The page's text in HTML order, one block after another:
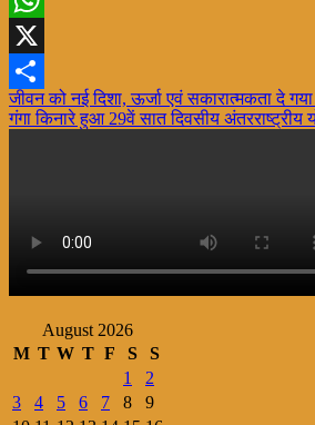
WhatsApp
X
Share
Post
navigation
जीवन को नई दिशा, ऊर्जा एवं सकारात्मकता दे
गंगा किनारे हुआ 29वें सात दिवसीय अंतरराष्ट्रीय
August 2026
M T W T F S
S
1
2
3
4 5 6 7 8
9